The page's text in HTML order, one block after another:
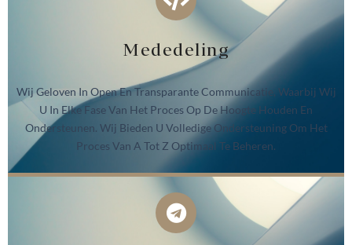
Mededeling
Wij Geloven In Open En Transparante Communicatie, Waarbij Wij
U In Elke Fase Van Het Proces Op De Hoogte Houden En
Ondersteunen. Wij Bieden U Volledige Ondersteuning Om Het
Proces Van A Tot Z Optimaal Te Beheren.